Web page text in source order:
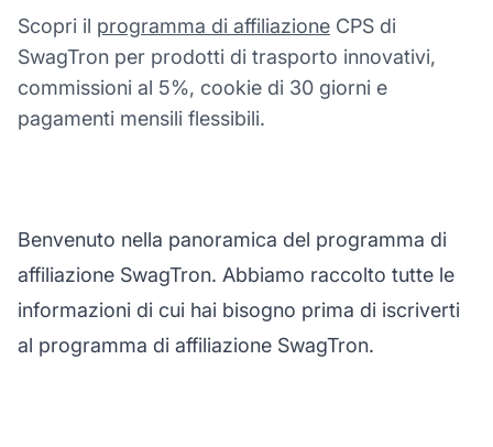
Scopri il programma di affiliazione CPS di
SwagTron per prodotti di trasporto innovativi,
commissioni al 5%, cookie di 30 giorni e
pagamenti mensili flessibili.
Benvenuto nella panoramica del programma di
affiliazione SwagTron. Abbiamo raccolto tutte le
informazioni di cui hai bisogno prima di iscriverti
al programma di affiliazione SwagTron.